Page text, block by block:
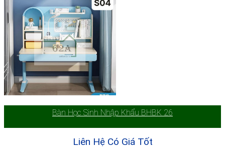
Bàn Học Sinh Nhập Khẩu BHBK 26
Liên Hệ Có Giá Tốt